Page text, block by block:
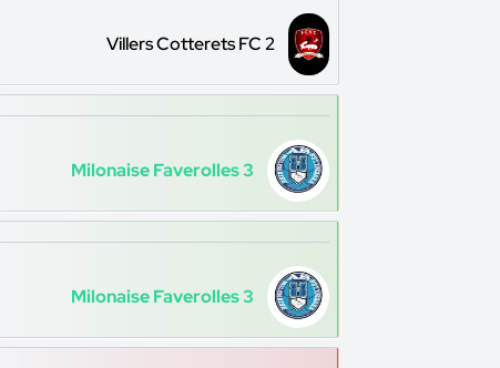
Villers Cotterets FC 2
Milonaise Faverolles 3
Milonaise Faverolles 3